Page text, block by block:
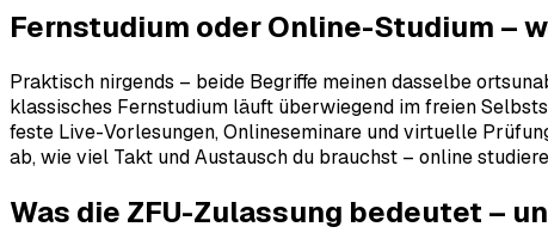
Fernstudium oder Online-Studium –
Praktisch nirgends – beide Begriffe meinen dasselbe
klassisches Fernstudium läuft überwiegend im freien
feste Live-Vorlesungen, Onlineseminare und virtuelle
ab, wie viel Takt und Austausch du brauchst – online
Was die ZFU-Zulassung bedeutet –